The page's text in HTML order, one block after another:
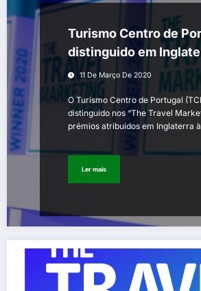
Turismo Centro de
distinguido em
11 De Março De 2020
O Turismo Centro de Portugal
distinguido nos “The Travel
prémios atribuídos em Inglaterra
Ler mais